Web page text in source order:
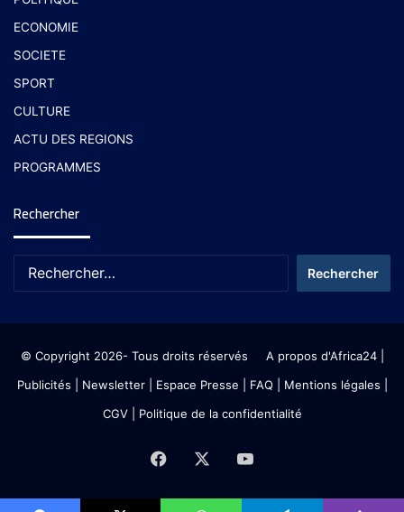
ECONOMIE
SOCIETE
SPORT
CULTURE
ACTU DES REGIONS
PROGRAMMES
Rechercher
© Copyright 2026- Tous droits réservés A propos d'Africa24|
Publicités
Newsletter| Espace Presse | FAQ | Mentions légales
CGV| Politique de la confidentialité